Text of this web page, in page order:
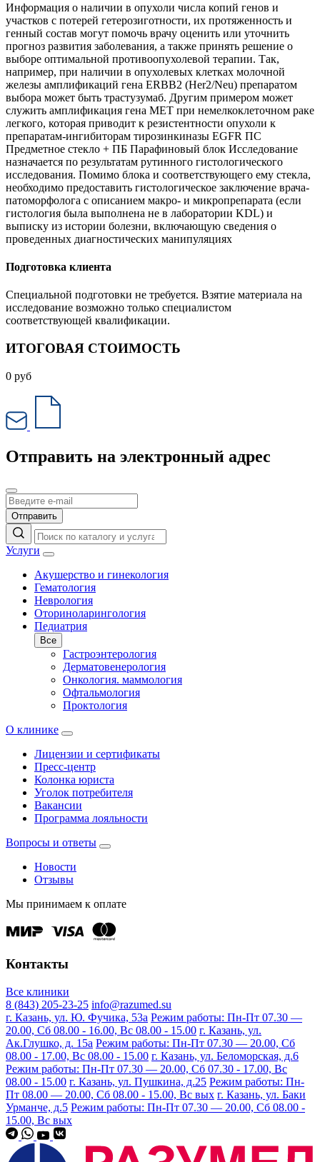
Информация о наличии в опухоли числа копий генов и
участков с потерей гетерозиготности, их протяженность и
генный состав могут помочь врачу оценить или уточнить
прогноз развития заболевания, а также принять решение о
выборе оптимальной противоопухолевой терапии. Так,
например, при наличии в опухолевых клетках молочной
железы амплификаций гена ERBB2 (Her2/Neu) препаратом
выбора может быть трастузумаб. Другим примером может
служить амплификация гена MET при немелкоклеточном раке
легкого, которая приводит к резистентности опухоли к
препаратам-ингибиторам тирозинкиназы EGFR ПС
Предметное стекло + ПБ Парафиновый блок Исследование
назначается по результатам рутинного гистологического
исследования. Помимо блока и соответствующего ему стекла,
необходимо предоставить гистологическое заключение врача-
патоморфолога с описанием макро- и микропрепарата (если
гистология была выполнена не в лаборатории KDL) и
выписку из истории болезни, включающую сведения о
проведенных диагностических манипуляциях
Подготовка клиента
Специальной подготовки не требуется. Взятие материала на
исследование возможно только специалистом
соответствующей квалификации.
ИТОГОВАЯ СТОИМОСТЬ
0 руб
Отправить на электронный адрес
Отправить
Услуги
Акушерство и гинекология
Гематология
Неврология
Оториноларингология
Педиатрия
Все
Гастроэнтерология
Дерматовенерология
Онкология. маммология
Офтальмология
Проктология
О клинике
Лицензии и сертификаты
Пресс-центр
Колонка юриста
Уголок потребителя
Вакансии
Программа лояльности
Вопросы и ответы
Новости
Отзывы
Мы принимаем к оплате
Контакты
Все клиники
8 (843) 205-23-25 info@razumed.su
г. Казань, ул. Ю. Фучика, 53а Режим работы: Пн-Пт 07.30 —
20.00, Сб 08.00 - 16.00, Вс 08.00 - 15.00 г. Казань, ул.
Ак.Глушко, д. 15а Режим работы: Пн-Пт 07.30 — 20.00, Сб
08.00 - 17.00, Вс 08.00 - 15.00 г. Казань, ул. Беломорская, д.6
Режим работы: Пн-Пт 07.30 — 20.00, Сб 07.30 - 17.00, Вс
08.00 - 15.00 г. Казань, ул. Пушкина, д.25 Режим работы: Пн-
Пт 08.00 — 20.00, Сб 08.00 - 15.00, Вс вых г. Казань, ул. Баки
Урманче, д.5 Режим работы: Пн-Пт 07.30 — 20.00, Сб 08.00 -
15.00, Вс вых